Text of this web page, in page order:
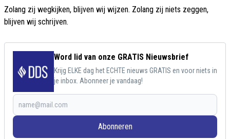
Zolang zij wegkijken, blijven wij wijzen. Zolang zij niets zeggen,
blijven wij schrijven.
Word lid van onze GRATIS Nieuwsbrief
Krijg ELKE dag het ECHTE nieuws GRATIS en voor niets in
je inbox. Abonneer je vandaag!
Abonneren